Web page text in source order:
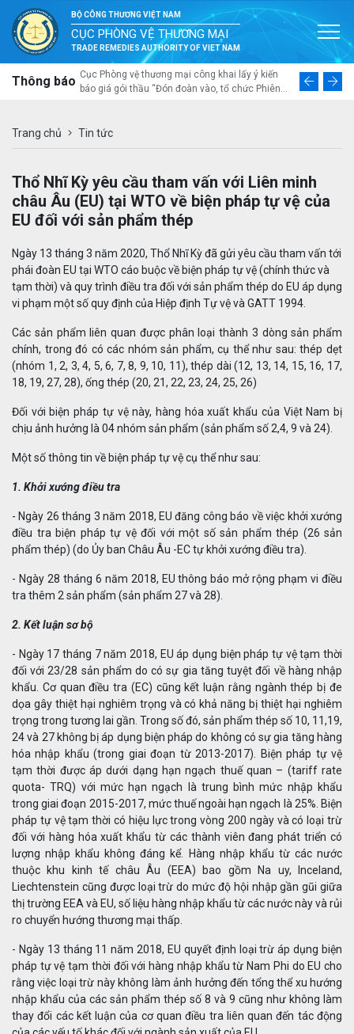
BỘ CÔNG THƯƠNG VIỆT NAM
CỤC PHÒNG VỆ THƯƠNG MẠI
TRADE REMEDIES AUTHORITY OF VIET NAM
Thông báo
mời thầu
nhân trong
bộ ngành,
tham gia
hệ mới”
Cục Phòng vệ thương mại công khai lấy ý kiến
báo giá gói thầu “Đón đoàn vào, tổ chức Phiên
doanh nghiệp sản xuất trong nước tại Đà Nẵng”
Thư ngỏ
tổng thể
Trang chủ Tin tức
Thổ Nhĩ Kỳ yêu cầu tham vấn với Liên minh
châu Âu (EU) tại WTO về biện pháp tự vệ của
EU đối với sản phẩm thép
Ngày 13 tháng 3 năm 2020, Thổ Nhĩ Kỳ đã gửi yêu cầu tham vấn tới
phái đoàn EU tại WTO cáo buộc về biện pháp tự vệ (chính thức và
tạm thời) và quy trình điều tra đối với sản phẩm thép do EU áp dụng
vi phạm một số quy định của Hiệp định Tự vệ và GATT 1994.
Các sản phẩm liên quan được phân loại thành 3 dòng sản phẩm
chính, trong đó có các nhóm sản phẩm, cụ thể như sau: thép dẹt
(nhóm 1, 2, 3, 4, 5, 6, 7, 8, 9, 10, 11), thép dài (12, 13, 14, 15, 16, 17,
18, 19, 27, 28), ống thép (20, 21, 22, 23, 24, 25, 26)
Đối với biện pháp tự vệ này, hàng hóa xuất khẩu của Việt Nam bị
chịu ảnh hưởng là 04 nhóm sản phẩm (sản phẩm số 2,4, 9 và 24).
Một số thông tin về biện pháp tự vệ cụ thể như sau:
1. Khởi xướng điều tra
- Ngày 26 tháng 3 năm 2018, EU đăng công báo về việc khởi xướng
điều tra biện pháp tự vệ đối với một số sản phẩm thép (26 sản
phẩm thép) (do Ủy ban Châu Âu -EC tự khởi xướng điều tra).
- Ngày 28 tháng 6 năm 2018, EU thông báo mở rộng phạm vi điều
tra thêm 2 sản phẩm (sản phẩm 27 và 28).
2. Kết luận sơ bộ
- Ngày 17 tháng 7 năm 2018, EU áp dụng biện pháp tự vệ tạm thời
đối với 23/28 sản phẩm do có sự gia tăng tuyệt đối về hàng nhập
khẩu. Cơ quan điều tra (EC) cũng kết luận rằng ngành thép bị đe
dọa gây thiệt hại nghiêm trọng và có khả năng bị thiệt hại nghiêm
trọng trong tương lai gần. Trong số đó, sản phẩm thép số 10, 11,19,
24 và 27 không bị áp dụng biện pháp do không có sự gia tăng hàng
hóa nhập khẩu (trong giai đoạn từ 2013-2017). Biện pháp tự vệ
tạm thời được áp dưới dạng hạn ngạch thuế quan – (tariff rate
quota- TRQ) với mức hạn ngạch là trung bình mức nhập khẩu
trong giai đoạn 2015-2017, mức thuế ngoài hạn ngạch là 25%. Biện
pháp tự vệ tạm thời có hiệu lực trong vòng 200 ngày và có loại trừ
đối với hàng hóa xuất khẩu từ các thành viên đang phát triển có
lượng nhập khẩu không đáng kể. Hàng nhập khẩu từ các nước
thuộc khu kinh tế châu Âu (EEA) bao gồm Na uy, Inceland,
Liechtenstein cũng được loại trừ do mức độ hội nhập gần gũi giữa
thị trường EEA và EU, số liệu hàng nhập khẩu từ các nước này và rủi
ro chuyển hướng thương mại thấp.
- Ngày 13 tháng 11 năm 2018, EU quyết định loại trừ áp dụng biện
pháp tự vệ tạm thời đối với hàng nhập khẩu từ Nam Phi do EU cho
rằng việc loại trừ này không làm ảnh hưởng đến tổng thể xu hướng
nhập khẩu của các sản phẩm thép số 8 và 9 cũng như không làm
thay đổi các kết luận của cơ quan điều tra liên quan đến tác động